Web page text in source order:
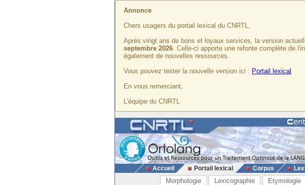
Annonce
Chers usagers du portail lexical du CNRTL,
Après vingt ans de bons et loyaux services, la version
septembre 2026. Celle-ci apporte une refonte complète de
également de nouvelles ressources.
Vous pouvez tester la nouvelle version ici : Portail lexical
En vous remerciant,
L'équipe du CNRTL
Accueil Portail lexical Corpus
Morphologie Lexicographie Etymologie